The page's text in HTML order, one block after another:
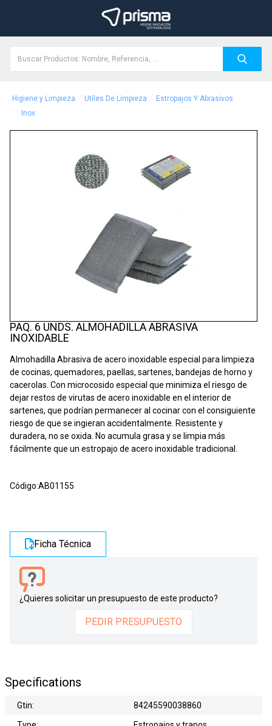
Higiene y Limpieza Utiles De Limpieza Estropajos Y Abrasivos
Inox
PAQ. 6 UNDS. ALMOHADILLA ABRASIVA
INOXIDABLE
Almohadilla Abrasiva de acero inoxidable especial para limpieza
de cocinas, quemadores, paellas, sartenes, bandejas de horno y
cacerolas. Con microcosido especial que minimiza el riesgo de
dejar restos de virutas de acero inoxidable en el interior de
sartenes, que podrían permanecer al cocinar con el consiguiente
riesgo de que se ingieran accidentalmente. Resistente y
duradera, no se oxida. No acumula grasa y se limpia más
fácilmente que un estropajo de acero inoxidable tradicional.
Código:AB01155
Ficha Técnica
¿Quieres solicitar un presupuesto de este producto?
PEDIR PRESUPUESTO
Specifications
Gtin:
84245590038860